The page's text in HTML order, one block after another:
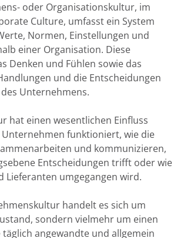
oder Organisationskultur, im
Culture, umfasst ein System
Normen, Einstellungen und
einer Organisation. Diese
Denken und Fühlen sowie das
und die Entscheidungen
Unternehmens.
hat einen wesentlichen Einfluss
Unternehmen funktioniert, wie die
und kommunizieren,
Entscheidungen trifft oder wie
Lieferanten umgegangen wird.
handelt es sich um
sondern vielmehr um einen
täglich angewandte und allgemein